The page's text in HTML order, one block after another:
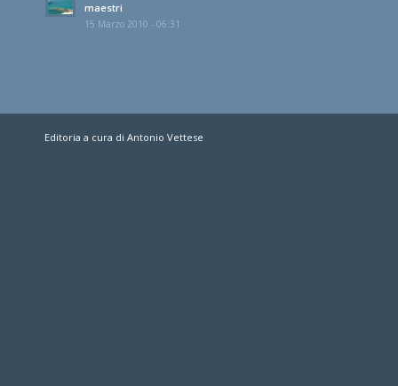
maestri
15 Marzo 2010 - 06:31
Editoria a cura di Antonio Vettese